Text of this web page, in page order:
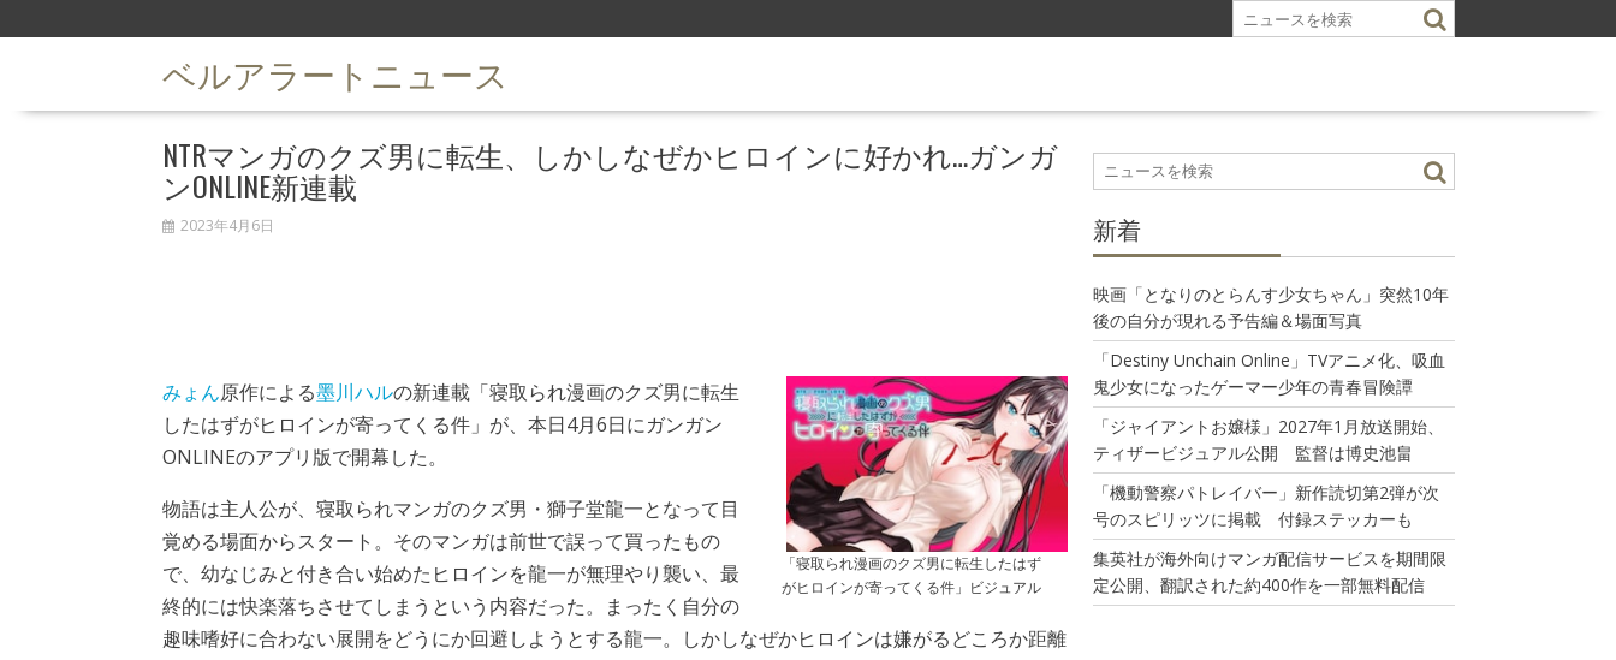
k
ベルアラートニュース
NTRマンガのクズ男に転生、しかしなぜかヒロインに好かれ…ガンガ
ンONLINE新連載
2023年4月6日
「寝取られ漫画のクズ男に転生したはず
がヒロインが寄ってくる件」ビジュアル
みょん原作による墨川ハルの新連載「寝取られ漫画のクズ男に転生
したはずがヒロインが寄ってくる件」が、本日4月6日にガンガン
ONLINEのアプリ版で開幕した。
物語は主人公が、寝取られマンガのクズ男・獅子堂龍一となって目
覚める場面からスタート。そのマンガは前世で誤って買ったもの
で、幼なじみと付き合い始めたヒロインを龍一が無理やり襲い、最
終的には快楽落ちさせてしまうという内容だった。まったく自分の
趣味嗜好に合わない展開をどうにか回避しようとする龍一。しかしなぜかヒロインは嫌がるどころか距離
新着
映画「となりのとらんす少女ちゃん」突然10年
後の自分が現れる予告編＆場面写真
「Destiny Unchain Online」TVアニメ化、吸血
鬼少女になったゲーマー少年の青春冒険譚
「ジャイアントお嬢様」2027年1月放送開始、
ティザービジュアル公開 監督は博史池畠
「機動警察パトレイバー」新作読切第2弾が次
号のスピリッツに掲載 付録ステッカーも
集英社が海外向けマンガ配信サービスを期間限
定公開、翻訳された約400作を一部無料配信